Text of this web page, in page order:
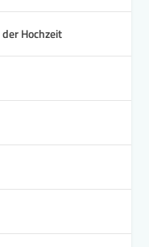
Hochzeit